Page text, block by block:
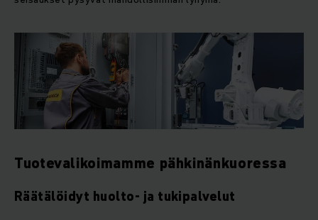
Tuotevalikoimamme pähkinänkuoressa
Räätälöidyt huolto- ja tukipalvelut